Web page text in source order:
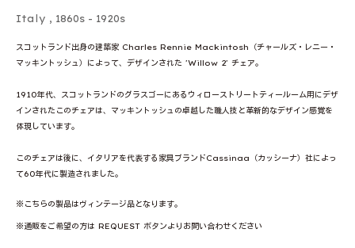
Italy , 1860s - 1920s
スコットランド出身の建築家 Charles Rennie Mackintosh（チャールズ・レニー・
マッキントッシュ）によって、デザインされた 'Willow 2' チェア。
1910年代、スコットランドのグラスゴーにあるウィローストリートティールーム用にデザ
インされたこのチェアは、マッキントッシュの卓越した職人技と革新的なデザイン感覚を
体現しています。
このチェアは後に、イタリアを代表する家具ブランドCassinaa（カッシーナ）社によっ
て60年代に製造されました。
※こちらの製品はヴィンテージ品となります。
※通販をご希望の方は REQUEST ボタンよりお問い合わせください